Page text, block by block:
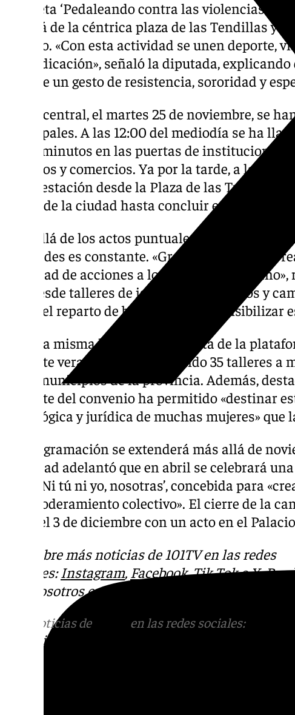
bicicleta ‘Pedaleando contra las violencias que
partirá de la céntrica plaza de las Tendillas y
Cañero. «Con esta actividad se unen deporte,
reivindicación», señaló la diputada, explicando
supone un gesto de resistencia, sororidad y
El día central, el martes 25 de noviembre, se
principales. A las 12:00 del mediodía se ha
cinco minutos en las puertas de instituciones,
estudios y comercios. Ya por la tarde, a las
manifestación desde la Plaza de las Tres
calles de la ciudad hasta concluir en la plaza
Más allá de los actos puntuales del
, la
entidades es constante. «Gracias al convenio
cantidad de acciones a lo largo de todo el
van desde talleres de igualdad en colegios y
hasta el reparto de banderolas para visibilizar
En esta misma línea, la presidenta de la
que este verano se han impartido 35 talleres a
ocho municipios de la provincia. Además,
reciente del convenio ha permitido «destinar
psicológica y jurídica de muchas mujeres» que
La programación se extenderá más allá de
Igualdad adelantó que en abril se celebrará
lema ‘Ni tú ni yo, nosotras’, concebida para
y empoderamiento colectivo». El cierre de la
lugar el 3 de diciembre con un acto en el
Descubre más noticias de 101TV en las redes
sociales: Instagram, Facebook,Tik TokoX.
con nosotros en el correo
Más noticias de en las redes sociales:
informativos@101tv.es